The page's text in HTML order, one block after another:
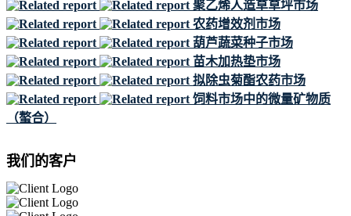
聚乙烯人造草草坪市场
农药增效剂市场
葫芦蔬菜种子市场
苗木加热垫市场
拟除虫菊酯农药市场
饲料市场中的微量矿物质
（螯合）
我们的客户